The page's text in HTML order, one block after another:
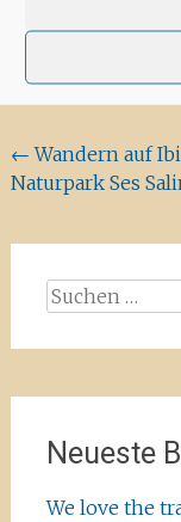
← Wandern auf
Naturpark Ses
Suchen
nach:
Neueste
We love the